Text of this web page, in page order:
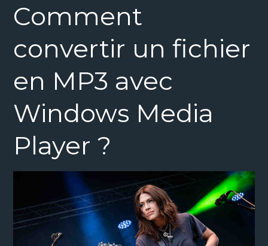
Comment
convertir un fichier
en MP3 avec
Windows Media
Player ?